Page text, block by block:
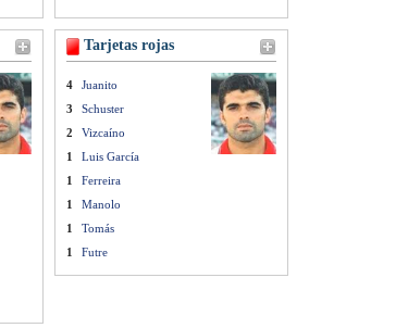
Tarjetas rojas
4
Juanito
3
Schuster
2
Vizcaíno
1
Luis García
1
Ferreira
1
Manolo
1
Tomás
1
Futre